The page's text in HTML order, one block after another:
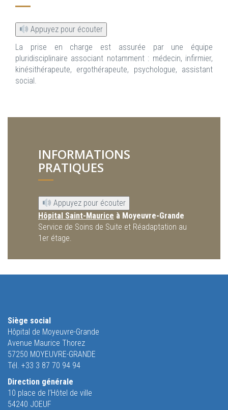
Appuyez pour écouter
La prise en charge est assurée par une équipe
pluridisciplinaire associant notamment : médecin, infirmier,
kinésithérapeute, ergothérapeute, psychologue, assistant
social.
INFORMATIONS
PRATIQUES
Appuyez pour écouter
Hôpital Saint-Maurice à Moyeuvre-Grande
Service de Soins de Suite et Réadaptation au
1er étage.
Siège social
Hôpital de Moyeuvre-Grande
Avenue Maurice Thorez
57250 MOYEUVRE-GRANDE
Tél. +33 3 87 70 94 94
Direction générale
10 place de l’Hôtel de ville
54240 JOEUF